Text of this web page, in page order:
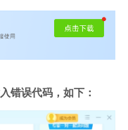
错误代码，如下：